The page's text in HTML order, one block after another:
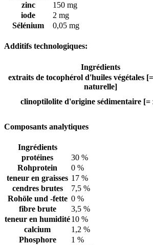
zinc
150 mg
iode
2 mg
Sélénium
0,05 mg
Additifs technologiques:
Ingrédients
extraits de tocophérol d'huiles végétales
naturelle]
clinoptilolite d'origine sédimentaire [=
Composants analytiques
Ingrédients
protéines
30 %
Rohprotein
0 %
teneur en graisses 17 %
cendres brutes
7,5 %
Rohöle und -fette 0 %
fibre brute
3,5 %
teneur en humidité10 %
calcium
1,2 %
Phosphore
1 %